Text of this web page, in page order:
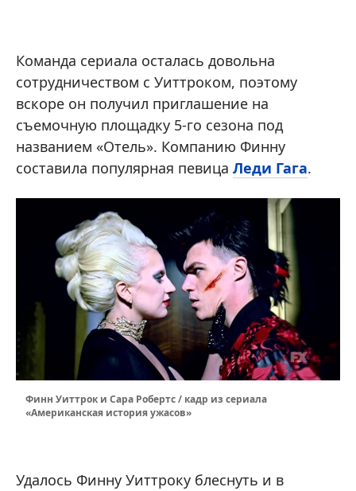
Команда сериала осталась довольна
сотрудничеством с Уиттроком, поэтому
вскоре он получил приглашение на
съемочную площадку 5-го сезона под
названием «Отель». Компанию Финну
составила популярная певица Леди Гага.
Финн Уиттрок и Сара Робертс / кадр из сериала
«Американская история ужасов»
Удалось Финну Уиттроку блеснуть и в